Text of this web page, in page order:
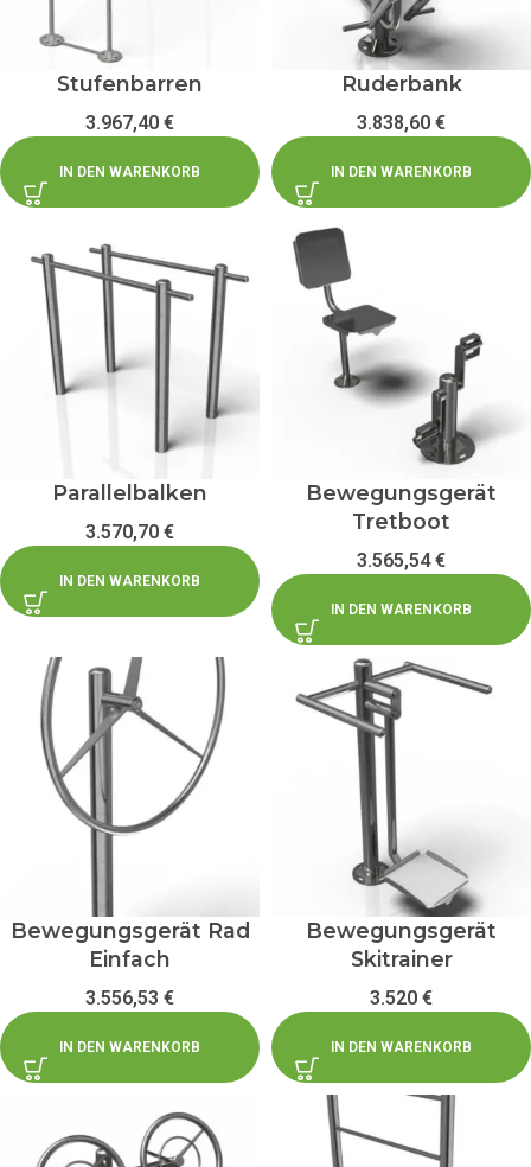
Stufenbarren
3.967,40 €
IN DEN WARENKORB
Ruderbank
3.838,60 €
IN DEN WARENKORB
Parallelbalken
3.570,70 €
IN DEN WARENKORB
Bewegungsgerät
Tretboot
3.565,54€
IN DEN WARENKORB
Bewegungsgerät Rad
Einfach
3.556,53 €
IN DEN WARENKORB
Bewegungsgerät
Skitrainer
3.520 €
IN DEN WARENKORB